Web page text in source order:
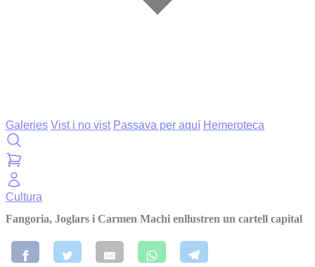
Galeries Vist i no vist Passava per aquí Hemeroteca
Cultura
Fangoria, Joglars i Carmen Machi enllustren un cartell capital